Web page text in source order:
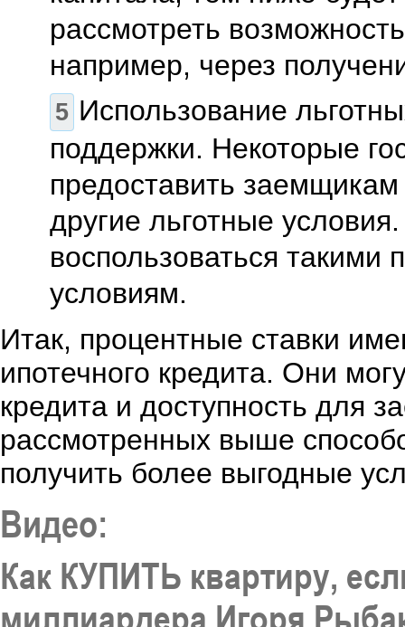
рассмотреть
например, через
Использование
поддержки. Некоторые
предоставить
другие льготные
воспользоваться такими
условиям.
Итак, процентные ставки
ипотечного кредита. Они
кредита и доступность для
рассмотренных выше
получить более выгодные
Видео:
Как КУПИТЬ квартиру,
миллиардера Игоря